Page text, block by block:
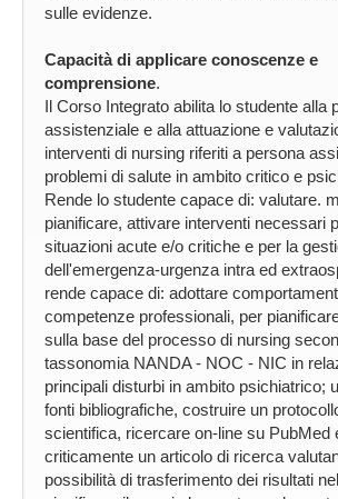
sulle evidenze.
Capacità di applicare conoscenze e
comprensione.
Il Corso Integrato abilita lo studente alla
assistenziale e alla attuazione e
interventi di nursing riferiti a persona
problemi di salute in ambito critico e
Rende lo studente capace di: valutare.
pianificare, attivare interventi necessari
situazioni acute e/o critiche e per la
dell'emergenza-urgenza intra ed
rende capace di: adottare
competenze professionali, per
sulla base del processo di nursing
tassonomia NANDA - NOC - NIC in
principali disturbi in ambito psichiatrico;
fonti bibliografiche, costruire un
scientifica, ricercare on-line su PubMed
criticamente un articolo di ricerca
possibilità di trasferimento dei risultati